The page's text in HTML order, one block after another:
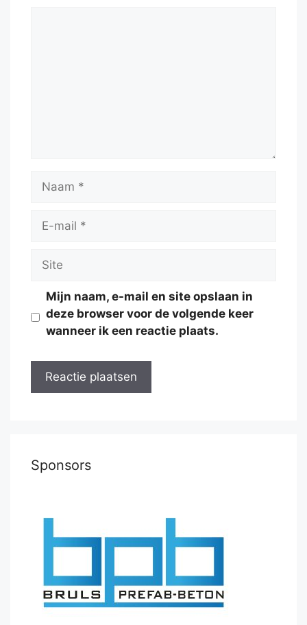
Naam
Site
Mijn naam, e-mail en site opslaan in
deze browser voor de volgende keer
wanneer ik een reactie plaats.
Sponsors